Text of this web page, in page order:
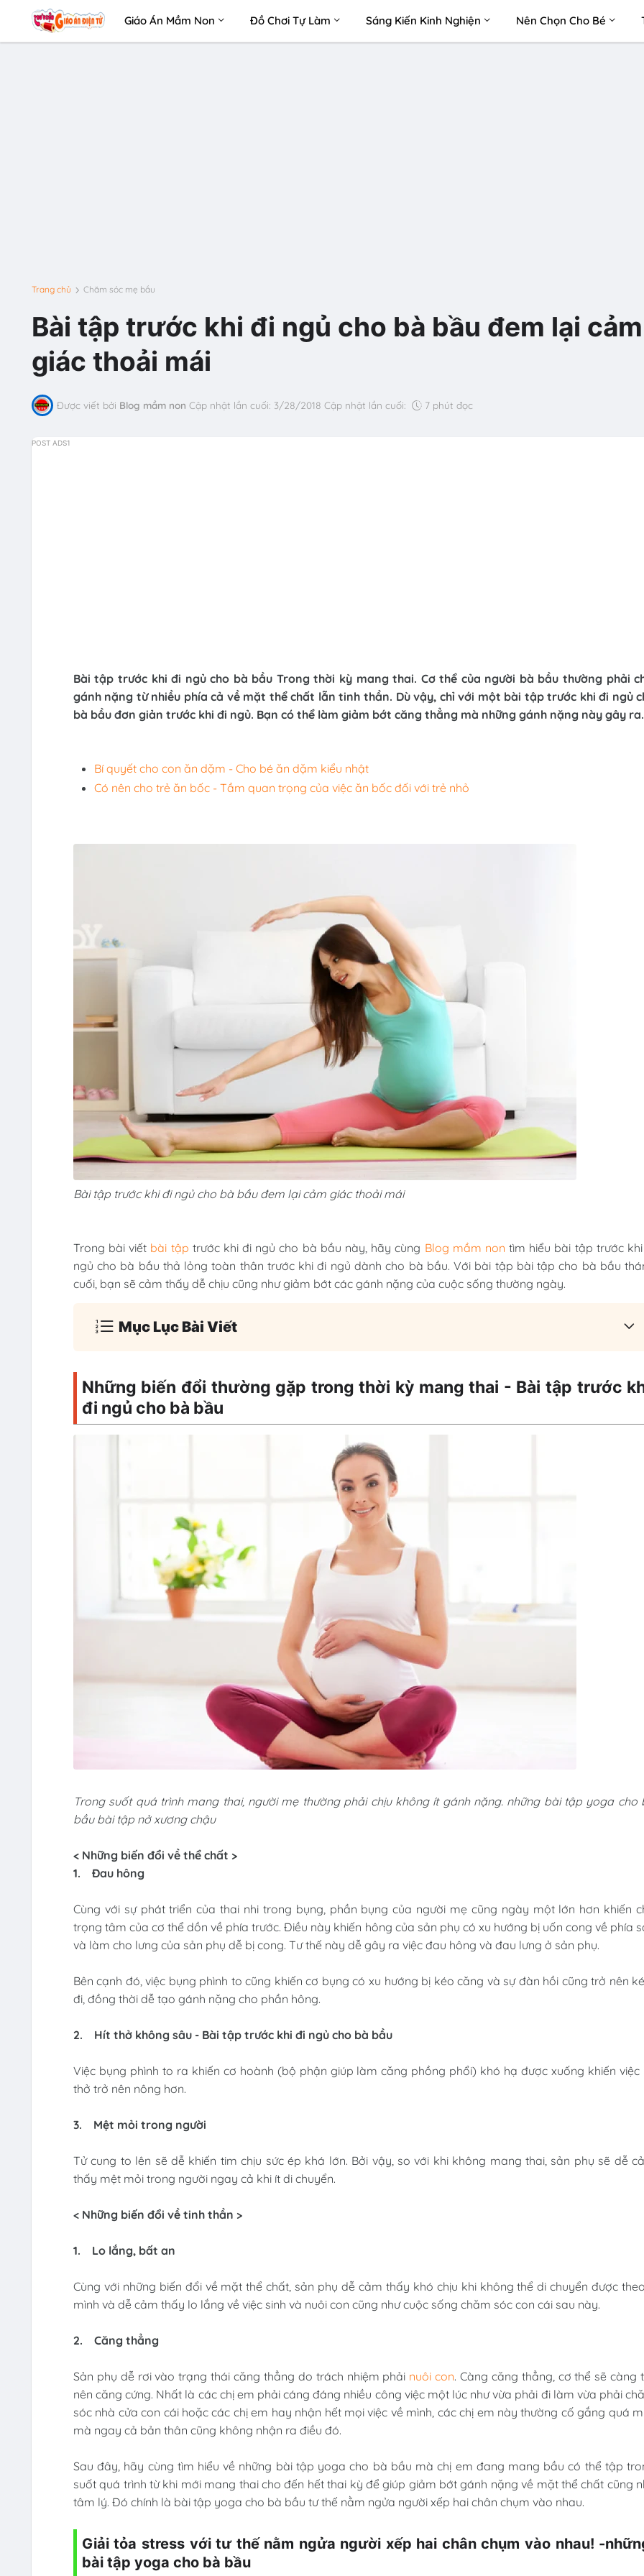
Giáo Án Mầm Non Đồ Chơi Tự Làm Sáng Kiến Kinh Nghiện Nên Chọn Cho Bé
Trang chủ Chăm sóc mẹ bầu
Bài tập trước khi đi ngủ cho bà bầu đem lại cảm
giác thoải mái
Được viết bởi Blog mầm non Cập nhật lần cuối: 3/28/2018 Cập nhật lần cuối: 7 phút đọc
POST ADS1
Bài tập trước khi đi ngủ cho bà bầu Trong thời kỳ mang thai. Cơ thể của người bà bầu thường phải
gánh nặng từ nhiều phía cả về mặt thể chất lẫn tinh thần. Dù vậy, chỉ với một bài tập trước khi đi ngủ
bà bầu đơn giản trước khi đi ngủ. Bạn có thể làm giảm bớt căng thẳng mà những gánh nặng này gây ra.
Bí quyết cho con ăn dặm - Cho bé ăn dặm kiểu nhật
Có nên cho trẻ ăn bốc - Tầm quan trọng của việc ăn bốc đối với trẻ nhỏ
Bài tập trước khi đi ngủ cho bà bầu đem lại cảm giác thoải mái
Trong bài viết bài tập trước khi đi ngủ cho bà bầu này, hãy cùng Blog mầm non tìm hiểu bài tập trước
ngủ cho bà bầu thả lỏng toàn thân trước khi đi ngủ dành cho bà bầu. Với bài tập bài tập cho bà bầu
cuối, bạn sẽ cảm thấy dễ chịu cũng như giảm bớt các gánh nặng của cuộc sống thường ngày.
Mục Lục Bài Viết
Những biến đổi thường gặp trong thời kỳ mang thai - Bài tập trước
đi ngủ cho bà bầu
Trong suốt quá trình mang thai, người mẹ thường phải chịu không ít gánh nặng. những bài tập yoga cho
bầu bài tập nở xương chậu
< Những biến đổi về thể chất >
1. Đau hông
Cùng với sự phát triển của thai nhi trong bụng, phần bụng của người mẹ cũng ngày một lớn hơn khiến
trọng tâm của cơ thể dồn về phía trước. Điều này khiến hông của sản phụ có xu hướng bị uốn cong về phía
và làm cho lưng của sản phụ dễ bị cong. Tư thế này dễ gây ra việc đau hông và đau lưng ở sản phụ.
Bên cạnh đó, việc bụng phình to cũng khiến cơ bụng có xu hướng bị kéo căng và sự đàn hồi cũng trở nên
đi, đồng thời dễ tạo gánh nặng cho phần hông.
2. Hít thở không sâu - Bài tập trước khi đi ngủ cho bà bầu
Việc bụng phình to ra khiến cơ hoành (bộ phận giúp làm căng phồng phổi) khó hạ được xuống khiến việc
thở trở nên nông hơn.
3. Mệt mỏi trong người
Tử cung to lên sẽ dễ khiến tim chịu sức ép khá lớn. Bởi vậy, so với khi không mang thai, sản phụ sẽ dễ
thấy mệt mỏi trong người ngay cả khi ít di chuyển.
< Những biến đổi về tinh thần >
1. Lo lắng, bất an
Cùng với những biến đổi về mặt thể chất, sản phụ dễ cảm thấy khó chịu khi không thể di chuyển được
mình và dễ cảm thấy lo lắng về việc sinh và nuôi con cũng như cuộc sống chăm sóc con cái sau này.
2. Căng thẳng
Sản phụ dễ rơi vào trạng thái căng thẳng do trách nhiệm phải nuôi con. Càng căng thẳng, cơ thể sẽ càng
nên căng cứng. Nhất là các chị em phải cáng đáng nhiều công việc một lúc như vừa phải đi làm vừa phải
sóc nhà cửa con cái hoặc các chị em hay nhận hết mọi việc về mình, các chị em này thường cố gắng quá
mà ngay cả bản thân cũng không nhận ra điều đó.
Sau đây, hãy cùng tìm hiểu về những bài tập yoga cho bà bầu mà chị em đang mang bầu có thể tập
suốt quá trình từ khi mới mang thai cho đến hết thai kỳ để giúp giảm bớt gánh nặng về mặt thể chất cũng
tâm lý. Đó chính là bài tập yoga cho bà bầu tư thế nằm ngửa người xếp hai chân chụm vào nhau.
Giải tỏa stress với tư thế nằm ngửa người xếp hai chân chụm vào nhau! -
bài tập yoga cho bà bầu